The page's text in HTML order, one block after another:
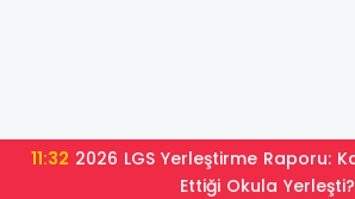
11:32
Ettiği Okula Yerleşti?